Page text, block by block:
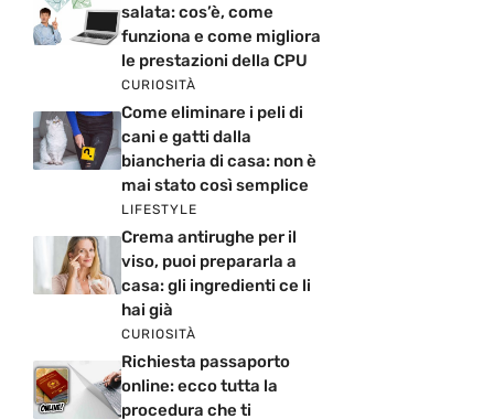
salata: cos’è, come
funziona e come migliora
le prestazioni della CPU
CURIOSITÀ
Come eliminare i peli di
cani e gatti dalla
biancheria di casa: non è
mai stato così semplice
LIFESTYLE
Crema antirughe per il
viso, puoi prepararla a
casa: gli ingredienti ce li
hai già
CURIOSITÀ
Richiesta passaporto
online: ecco tutta la
procedura che ti